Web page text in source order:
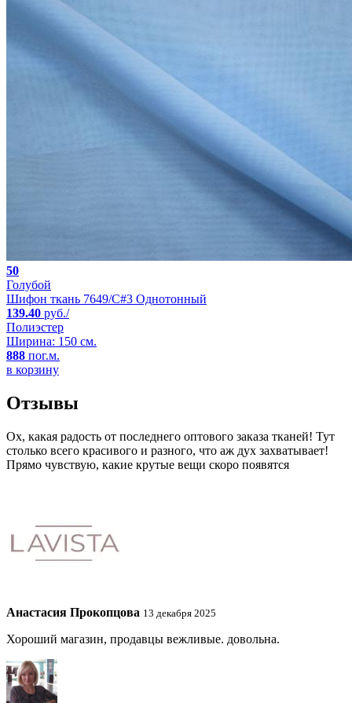
50
Голубой
Шифон ткань 7649/C#3 Однотонный
139.40 руб./
Полиэстер
Ширина: 150 см.
888 пог.м.
в корзину
Отзывы
Ох, какая радость от последнего оптового заказа тканей! Тут
столько всего красивого и разного, что аж дух захватывает!
Прямо чувствую, какие крутые вещи скоро появятся
Анастасия Прокопцова 13 декабря 2025
Хороший магазин, продавцы вежливые. довольна.